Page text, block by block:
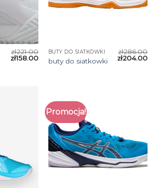
zł221.00
zł158.00
BUTY DO SIATKOWKI
buty do siatkowki
zł286.00
zł204.00
Promocja!